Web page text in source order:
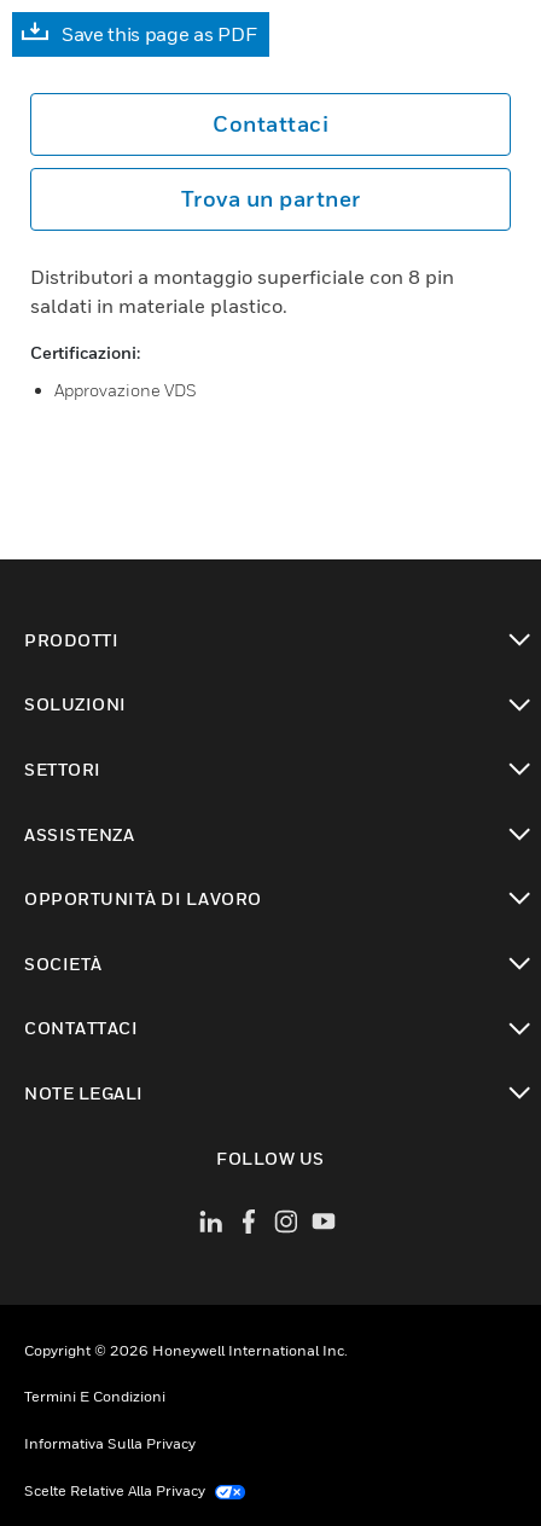
Save this page as PDF
Contattaci
Trova un partner
Distributori a montaggio superficiale con 8 pin
saldati in materiale plastico.
Certificazioni:
Approvazione VDS
PRODOTTI
SOLUZIONI
SETTORI
ASSISTENZA
OPPORTUNITÀ DI LAVORO
SOCIETÀ
CONTATTACI
NOTE LEGALI
FOLLOW US
Copyright © 2026 Honeywell International Inc.
Termini E Condizioni
Informativa Sulla Privacy
Scelte Relative Alla Privacy